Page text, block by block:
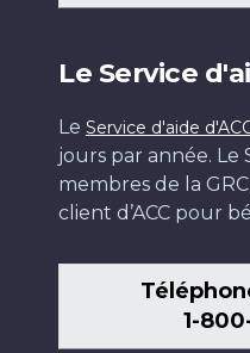
Le Service
Le Service d'aide
jours par année. Le
membres de la
client d’ACC pour
1-